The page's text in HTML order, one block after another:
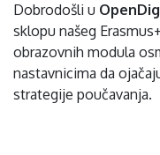
Dobrodošli u
sklopu našeg
obrazovnih modula
nastavnicima da
strategije poučavanja.